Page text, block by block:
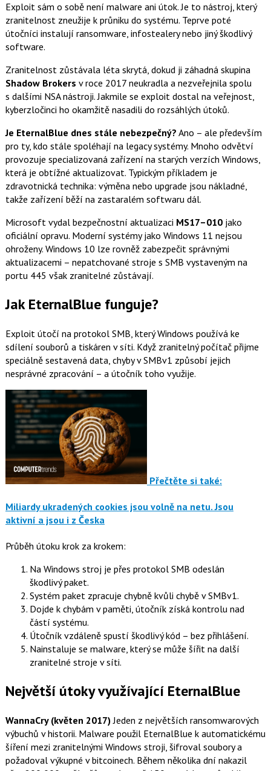
Exploit sám o sobě není malware ani útok. Je to nástroj, který
zranitelnost zneužije k průniku do systému. Teprve poté
útočníci instalují ransomware, infostealery nebo jiný škodlivý
software.
Zranitelnost zůstávala léta skrytá, dokud ji záhadná skupina
Shadow Brokers v roce 2017 neukradla a nezveřejnila spolu
s dalšími NSA nástroji. Jakmile se exploit dostal na veřejnost,
kyberzločinci ho okamžitě nasadili do rozsáhlých útoků.
Je EternalBlue dnes stále nebezpečný? Ano – ale především
pro ty, kdo stále spoléhají na legacy systémy. Mnoho odvětví
provozuje specializovaná zařízení na starých verzích Windows,
která je obtížné aktualizovat. Typickým příkladem je
zdravotnická technika: výměna nebo upgrade jsou nákladné,
takže zařízení běží na zastaralém softwaru dál.
Microsoft vydal bezpečnostní aktualizaci MS17–010jako
oficiální opravu. Moderní systémy jako Windows 11 nejsou
ohroženy. Windows 10 lze rovněž zabezpečit správnými
aktualizacemi – nepatchované stroje s SMB vystaveným na
portu 445 však zranitelné zůstávají.
Jak EternalBlue funguje?
Exploit útočí na protokol SMB, který Windows používá ke
sdílení souborů a tiskáren v síti. Když zranitelný počítač přijme
speciálně sestavená data, chyby v SMBv1 způsobí jejich
nesprávné zpracování – a útočník toho využije.
Přečtěte si také:
Miliardy ukradených cookies jsou volně na netu. Jsou
aktivní a jsou i z Česka
Průběh útoku krok za krokem:
Na Windows stroj je přes protokol SMB odeslán
škodlivý paket.
Systém paket zpracuje chybně kvůli chybě v SMBv1.
Dojde k chybám v paměti, útočník získá kontrolu nad
částí systému.
Útočník vzdáleně spustí škodlivý kód – bez přihlášení.
Nainstaluje se malware, který se může šířit na další
zranitelné stroje v síti.
Největší útoky využívající EternalBlue
WannaCry (květen 2017)Jeden z největších ransomwarových
výbuchů v historii. Malware použil EternalBlue k automatickému
šíření mezi zranitelnými Windows stroji, šifroval soubory a
požadoval výkupné v bitcoinech. Během několika dní nakazil